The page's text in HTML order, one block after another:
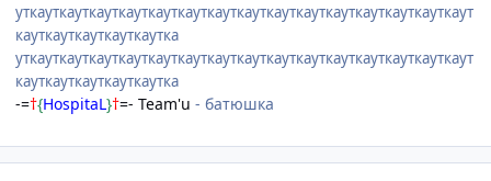
уткауткауткауткауткауткауткауткауткауткауткауткауткауткауткаут
кауткауткауткауткаутка
уткауткауткауткауткауткауткауткауткауткауткауткауткауткауткаут
кауткауткауткауткаутка
-=†{HospitaL}†=- Team'u - батюшка